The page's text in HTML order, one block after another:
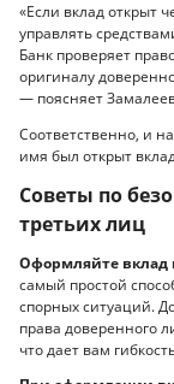
«Если вклад открыт
управлять
Банк проверяет
оригиналу
— поясняет
Соответственно, и
имя был открыт
Советы по
третьих лиц
Оформляйте вклад
самый простой
спорных ситуаций.
права доверенного
что дает вам